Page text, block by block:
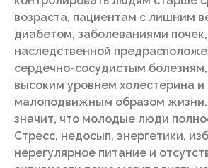
возраста, пациентам с лишним
диабетом, заболеваниями почек,
наследственной
сердечно-сосудистым
высоким уровнем холестерина и
малоподвижным образом жизни.
значит, что молодые люди
Стресс, недосып, энергетики,
нерегулярное питание и